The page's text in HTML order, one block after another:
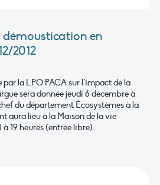
en
2012
la LPO PACA sur l’impact de la
sera donnée jeudi 6 décembre à
du département Écosystèmes à la
aura lieu à la Maison de la vie
19 heures (entrée libre).